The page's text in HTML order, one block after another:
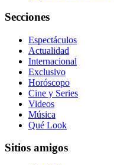
Secciones
Espectáculos
Actualidad
Internacional
Exclusivo
Horóscopo
Cine y Series
Videos
Música
Qué Look
Sitios amigos